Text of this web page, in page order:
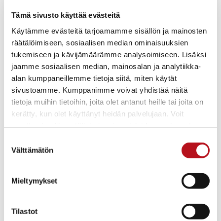
Tämä sivusto käyttää evästeitä
Käytämme evästeitä tarjoamamme sisällön ja mainosten
räätälöimiseen, sosiaalisen median ominaisuuksien
tukemiseen ja kävijämäärämme analysoimiseen. Lisäksi
jaamme sosiaalisen median, mainosalan ja analytiikka-
alan kumppaneillemme tietoja siitä, miten käytät
sivustoamme. Kumppanimme voivat yhdistää näitä
tietoja muihin tietoihin, joita olet antanut heille tai joita on
kerätty, kun olet käyttänyt heidän palvelujaan. Voit
valinta
Välttämätön
Mieltymykset
Tilastot
Metsätalouden juuret Kuusamossa ovat 1800-
luvun tervanpoltossa.
Tervaa valmistettiin lähinnä Etelä-Kuusamossa ja sitä
kuljetettiin Ouluun ja Vienanmerelle. Suurin osa
tukeista uitettiin sahattaviksi Iijoen vesistön kautta,
mutta lisäksi Vienanmerelle Savina-, Avento-, Kitka-
ja Oulankajokia pitkin. Vesireittien ansioista savotat
Ensimmäinen maailmansota sulki Suomen ja Venäjän
Muutamia sahoja toimi Kuusamossa paikallisesti
koskiin rakennettujen myllyjen ja liippatehtaiden
yhteydessä. Ensimmäinen paikallinen höyrysaha,